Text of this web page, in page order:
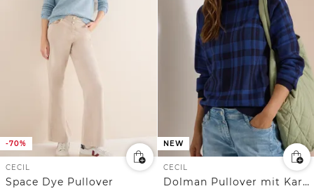
-70%
CECIL
Space Dye Pullover
NEW
CECIL
Dolman Pullover mit Karomuster